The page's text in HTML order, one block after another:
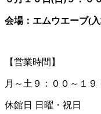
会場：エムウエーブ(
【営業時間】
月～土９：００～１９
休館日 日曜・祝日